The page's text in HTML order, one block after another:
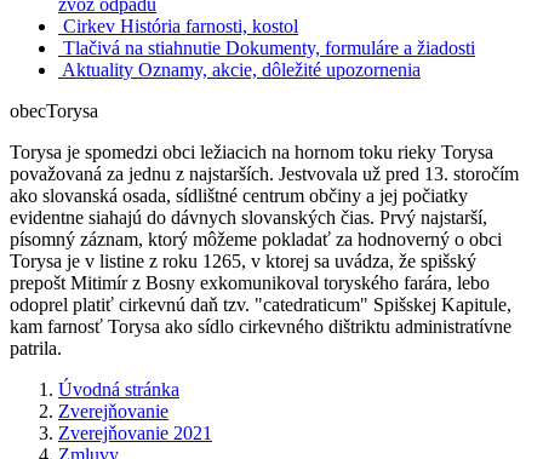
zvoz odpadu
Cirkev História farnosti, kostol
Tlačivá na stiahnutie Dokumenty, formuláre a žiadosti
Aktuality Oznamy, akcie, dôležité upozornenia
obecTorysa
Torysa je spomedzi obci ležiacich na hornom toku rieky Torysa
považovaná za jednu z najstarších. Jestvovala už pred 13. storočím
ako slovanská osada, sídlištné centrum občiny a jej počiatky
evidentne siahajú do dávnych slovanských čias. Prvý najstarší,
písomný záznam, ktorý môžeme pokladať za hodnoverný o obci
Torysa je v listine z roku 1265, v ktorej sa uvádza, že spišský
prepošt Mitimír z Bosny exkomunikoval toryského farára, lebo
odoprel platiť cirkevnú daň tzv. "catedraticum" Spišskej Kapitule,
kam farnosť Torysa ako sídlo cirkevného dištriktu administratívne
patrila.
Úvodná stránka
Zverejňovanie
Zverejňovanie 2021
Zmluvy